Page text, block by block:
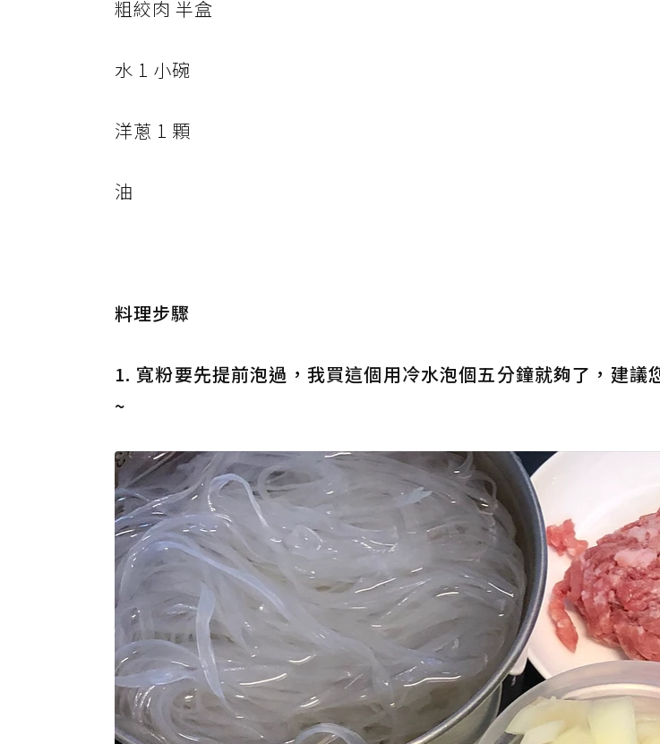
粗絞肉 半盒
水 1 小碗
洋蔥 1 顆
油
料理步驟
1. 寬粉要先提前泡過，我買這個用冷水泡個五分鐘就夠了，建議
~